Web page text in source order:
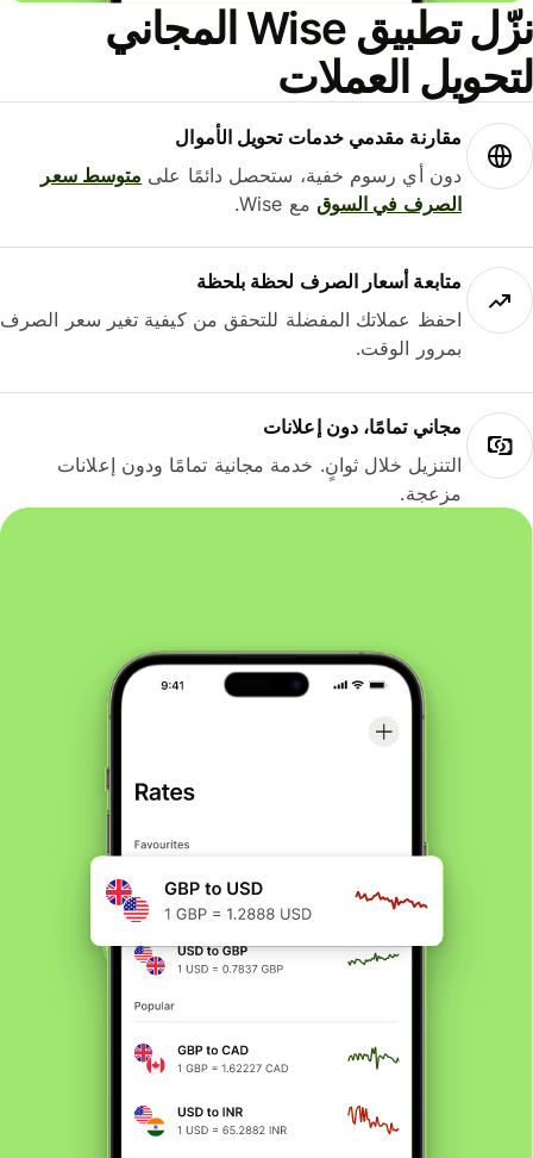
نزّل تطبيق Wise المجاني
العملات
مقارنة مقدمي خدمات تحويل الأموال
دون أي رسوم خفية، ستحصل دائمًا علىمتوسط ​​سعر
الصرف في السوقمع Wise.
متابعة أسعار الصرف لحظة بلحظة
احفظ عملاتك المفضلة للتحقق من كيفية تغير سعر الصرف
بمرور الوقت.
مجاني تمامًا، دون إعلانات
التنزيل خلال ثوانٍ. خدمة مجانية تمامًا ودون إعلانات
مزعجة.